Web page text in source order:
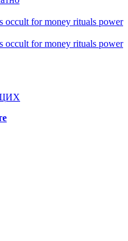
occult for money rituals power
occult for money rituals power